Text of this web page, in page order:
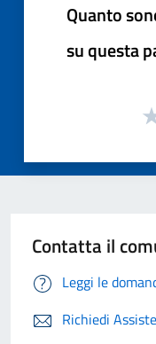
Quanto
su questa
Contatta il
Leggi le
Richiedi